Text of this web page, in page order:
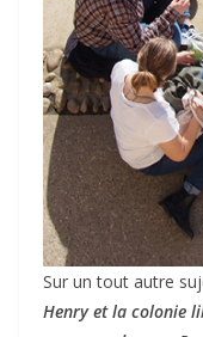
Sur un tout autre
Henry et la colonie